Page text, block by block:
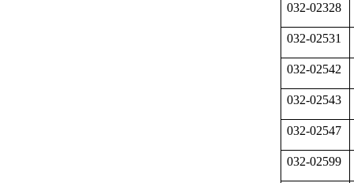
032-02328
032-02531
032-02542
032-02543
032-02547
032-02599